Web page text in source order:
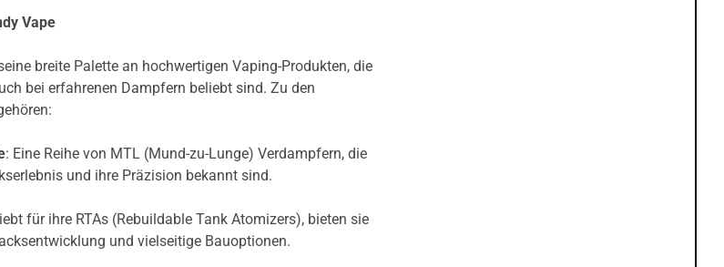
Vape
breite Palette an hochwertigen Vaping-Produkten, die
bei erfahrenen Dampfern beliebt sind. Zu den
: Eine Reihe von MTL (Mund-zu-Lunge) Verdampfern, die
und ihre Präzision bekannt sind.
für ihre RTAs (Rebuildable Tank Atomizers), bieten sie
und vielseitige Bauoptionen.